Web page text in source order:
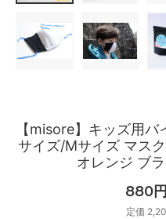
【misore】キッズ用
サイズ/Mサイズ マス
オレンジ ブ
880
定価